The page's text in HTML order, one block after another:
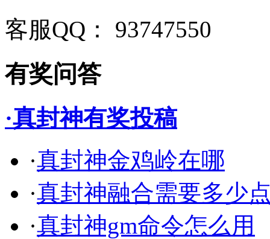
客服QQ： 93747550
有奖问答
·真封神有奖投稿
·真封神金鸡岭在哪
·真封神融合需要多少
·真封神gm命令怎么用